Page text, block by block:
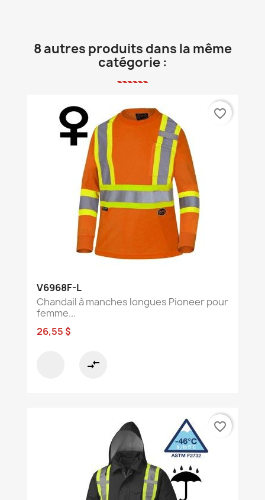
8 autres produits dans la même
catégorie :
V6968F-L
Chandail à manches longues Pioneer pour
femme...
26,55 $
compare_arrows
favorite_border
favorite_border